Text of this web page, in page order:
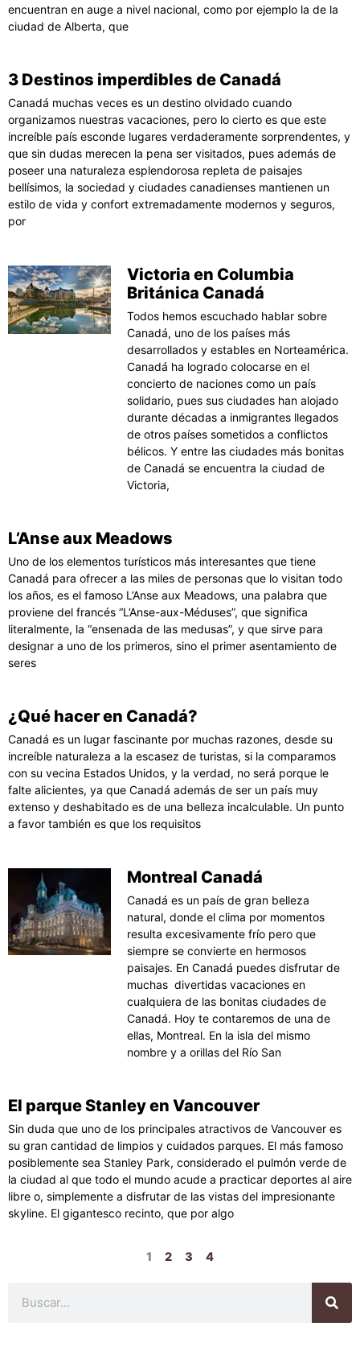
encuentran en auge a nivel nacional, como por ejemplo la de la
ciudad de Alberta, que
3 Destinos imperdibles de Canadá
Canadá muchas veces es un destino olvidado cuando
organizamos nuestras vacaciones, pero lo cierto es que este
increíble país esconde lugares verdaderamente sorprendentes, y
que sin dudas merecen la pena ser visitados, pues además de
poseer una naturaleza esplendorosa repleta de paisajes
bellísimos, la sociedad y ciudades canadienses mantienen un
estilo de vida y confort extremadamente modernos y seguros,
por
Victoria en Columbia
Británica Canadá
Todos hemos escuchado hablar sobre
Canadá, uno de los países más
desarrollados y estables en Norteamérica.
Canadá ha logrado colocarse en el
concierto de naciones como un país
solidario, pues sus ciudades han alojado
durante décadas a inmigrantes llegados
de otros países sometidos a conflictos
bélicos. Y entre las ciudades más bonitas
de Canadá se encuentra la ciudad de
Victoria,
L’Anse aux Meadows
Uno de los elementos turísticos más interesantes que tiene
Canadá para ofrecer a las miles de personas que lo visitan todo
los años, es el famoso L’Anse aux Meadows, una palabra que
proviene del francés “L’Anse-aux-Méduses”, que significa
literalmente, la “ensenada de las medusas”, y que sirve para
designar a uno de los primeros, sino el primer asentamiento de
seres
¿Qué hacer en Canadá?
Canadá es un lugar fascinante por muchas razones, desde su
increíble naturaleza a la escasez de turistas, si la comparamos
con su vecina Estados Unidos, y la verdad, no será porque le
falte alicientes, ya que Canadá además de ser un país muy
extenso y deshabitado es de una belleza incalculable. Un punto
a favor también es que los requisitos
Montreal Canadá
Canadá es un país de gran belleza
natural, donde el clima por momentos
resulta excesivamente frío pero que
siempre se convierte en hermosos
paisajes. En Canadá puedes disfrutar de
muchas divertidas vacaciones en
cualquiera de las bonitas ciudades de
Canadá. Hoy te contaremos de una de
ellas, Montreal. En la isla del mismo
nombre y a orillas del Río San
El parque Stanley en Vancouver
Sin duda que uno de los principales atractivos de Vancouver es
su gran cantidad de limpios y cuidados parques. El más famoso
posiblemente sea Stanley Park, considerado el pulmón verde de
la ciudad al que todo el mundo acude a practicar deportes al aire
libre o, simplemente a disfrutar de las vistas del impresionante
skyline. El gigantesco recinto, que por algo
1 2 3 4